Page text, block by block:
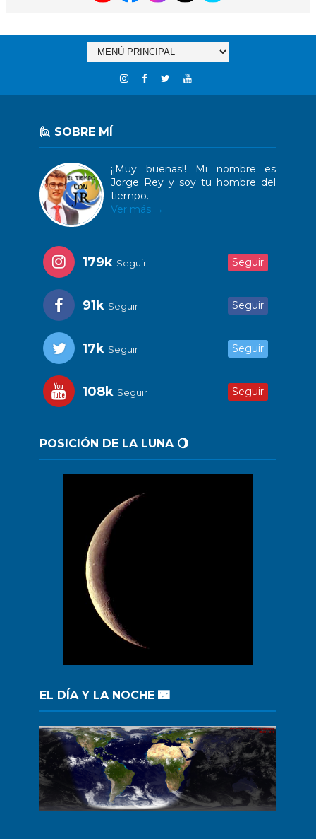
🙋 SOBRE MÍ
¡¡Muy buenas!! Mi nombre es
Jorge Rey y soy tu hombre del
tiempo.
Ver más →
179k Seguir Seguir
91k Seguir Seguir
17k Seguir Seguir
108k Seguir Seguir
POSICIÓN DE LA LUNA 🌖
EL DÍA Y LA NOCHE 🌃